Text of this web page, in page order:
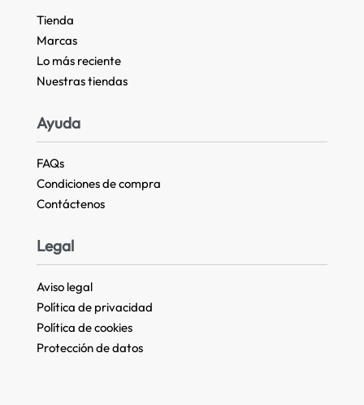
Tienda
Marcas
Lo más reciente​
Nuestras tiendas​
Ayuda
FAQs
Condiciones de compra
Contáctenos
Legal
Aviso legal
Política de privacidad
Política de cookies
Protección de datos